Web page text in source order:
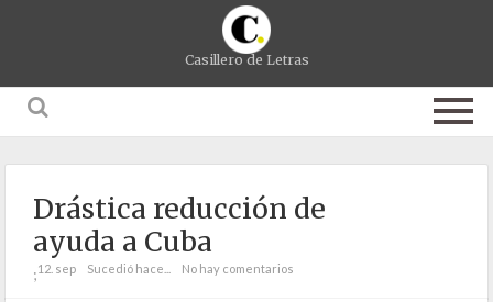
Casillero de Letras
Drástica reducción de
ayuda a Cuba
;12. sep Sucedió hace... No hay comentarios